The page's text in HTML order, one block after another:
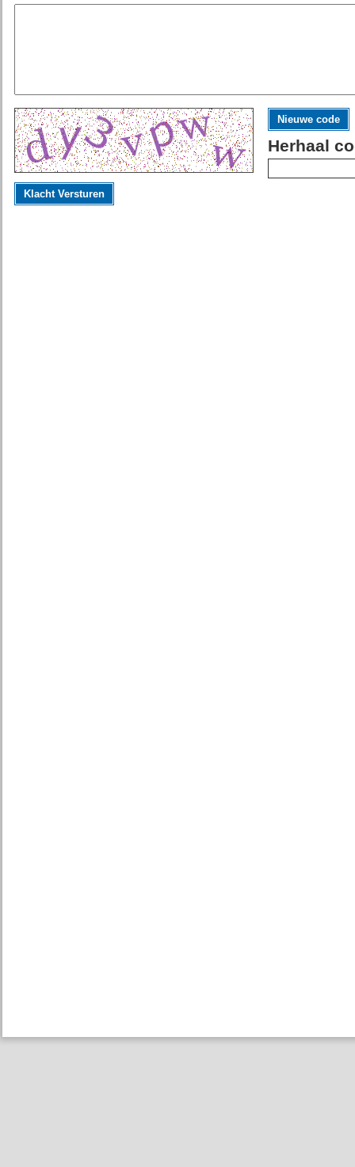
Nieuwe code
Herhaal
Klacht Versturen